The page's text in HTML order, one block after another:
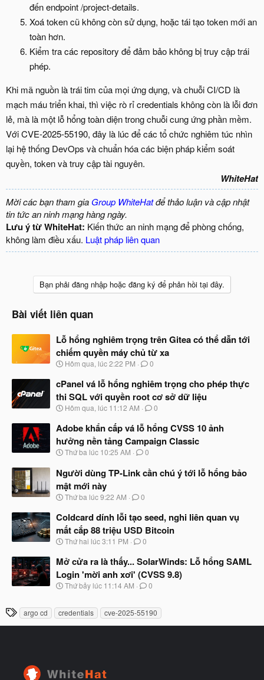
đến endpoint /project-details.
Xoá token cũ không còn sử dụng, hoặc tái tạo token mới an
toàn hơn.
Kiểm tra các repository để đảm bảo không bị truy cập trái
phép.
Khi mã nguồn là trái tim của mọi ứng dụng, và chuỗi CI/CD là
mạch máu triển khai, thì việc rò rỉ credentials không còn là lỗi đơn
lẻ, mà là một lỗ hổng toàn diện trong chuỗi cung ứng phần mềm.
Với CVE-2025-55190, đây là lúc để các tổ chức nghiêm túc nhìn
lại hệ thống DevOps và chuẩn hóa các biện pháp kiểm soát
quyền, token và truy cập tài nguyên.
WhiteHat
Mời các bạn tham gia Group WhiteHatđể thảo luận và cập nhật
tin tức an ninh mạng hàng ngày.
Lưu ý từ WhiteHat: Kiến thức an ninh mạng để phòng chống,
không làm điều xấu. Luật pháp liên quan
Bạn phải đăng nhập hoặc đăng ký để phản hồi tại đây.
Bài viết liên quan
Lỗ hổng nghiêm trọng trên Gitea có thể dẫn tới
chiếm quyền máy chủ từ xa
N
à
b
ắ
đ
ầ
u
Hôm qua, lúc 2:22 PM 0
cPanel vá lỗ hổng nghiêm trọng cho phép thực
thi SQL với quyền root cơ sở dữ liệu
N
à
b
ắ
đ
ầ
u
Hôm qua, lúc 11:12 AM 0
Adobe khẩn cấp vá lỗ hổng CVSS 10 ảnh
hưởng nền tảng Campaign Classic
N
à
y
b
ắ
đ
ầ
u
Thứ ba lúc 10:25 AM 0
Người dùng TP-Link cần chú ý tới lỗ hổng bảo
mật mới này
N
à
y
b
ắ
đ
ầ
u
Thứ ba lúc 9:22 AM 0
Coldcard dính lỗi tạo seed, nghi liên quan vụ
mất cắp 88 triệu USD Bitcoin
N
à
b
ắ
đ
ầ
u
Thứ hai lúc 3:11 PM 0
Mở cửa ra là thấy... SolarWinds: Lỗ hổng SAML
Login 'mời anh xơi' (CVSS 9.8)
N
y
u
Thứ bảy lúc 11:14 AM 0
T
h
argo cd credentials cve-2025-55190